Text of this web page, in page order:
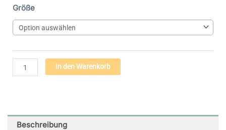
Größe
Engel
Lichts
-
Premium
Poster
Menge
In den Warenkorb
Beschreibung